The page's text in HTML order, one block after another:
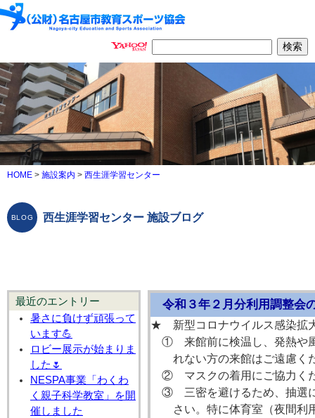
HOME > 施設案内 > 西生涯学習センター
西生涯学習センター 施設ブログ
最近のエントリー
暑さに負けず頑張って
います💪
ロビー展示が始まりま
した🌷
NESPA事業「わくわ
く親子科学教室」を開
催しました
令和３年２月分利用調整会
★ 新型コロナウイルス感染拡
① 来館前に検温し、発熱や風
れない方の来館はご遠慮く
② マスクの着用にご協力く
③ 三密を避けるため、抽選に
さい。特に体育室（夜間利